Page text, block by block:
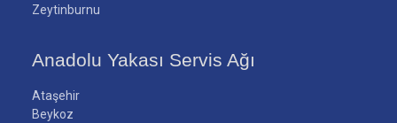
Zeytinburnu
Anadolu Yakası Servis Ağı
Ataşehir
Beykoz